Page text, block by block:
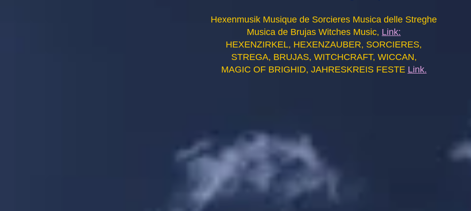
Hexenmusik Musique de Sorcieres Musica delle Streghe
Musica de Brujas Witches Music, Link:
HEXENZIRKEL, HEXENZAUBER, SORCIERES,
STREGA, BRUJAS, WITCHCRAFT, WICCAN,
MAGIC OF BRIGHID, JAHRESKREIS FESTE Link.